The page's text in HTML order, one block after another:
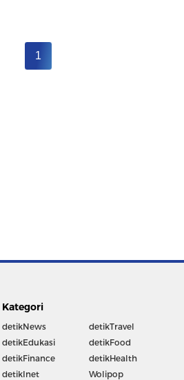
1
Kategori
detikNews
detikEdukasi
detikFinance
detikInet
detikTravel
detikFood
detikHealth
Wolipop